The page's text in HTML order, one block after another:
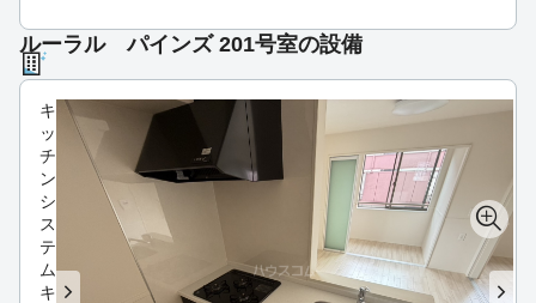
ルーラル パインズ 201号室の設備
キ
ッ
チ
ン
シ
ス
テ
ム
キ